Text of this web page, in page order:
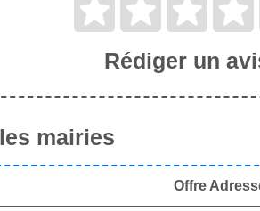
Rédiger un
mairies
Offre